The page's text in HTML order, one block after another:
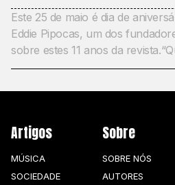
Este 25 de maio é dia de
Eddie Pipocas, um dos
sobre estes 11 anos da
Artigos
MÚSICA
SOCIEDADE
Sobre
SOBRE NÓS
AUTORES